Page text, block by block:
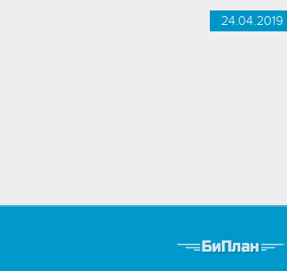
24.04.2019